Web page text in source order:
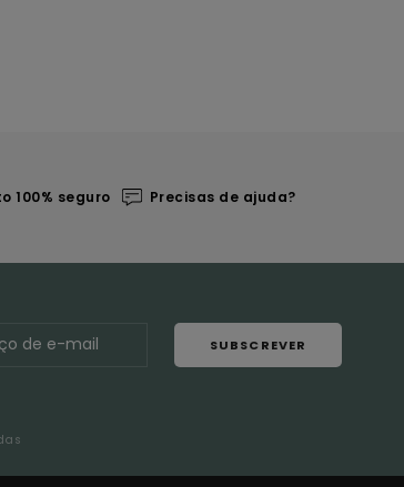
100% seguro Precisas de ajuda?
SUBSCREVER